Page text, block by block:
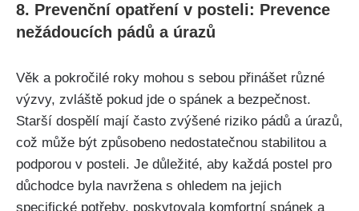
8. Prevenční opatření v posteli: Prevence
nežádoucích pádů a úrazů
Věk a pokročilé roky mohou s sebou přinášet různé
výzvy, zvláště pokud jde o spánek a bezpečnost.
Starší dospělí mají často zvýšené riziko pádů a úrazů,
což může být způsobeno nedostatečnou stabilitou a
podporou v posteli. Je důležité, aby každá postel pro
důchodce byla navržena s ohledem na jejich
specifické potřeby, poskytovala komfortní spánek a